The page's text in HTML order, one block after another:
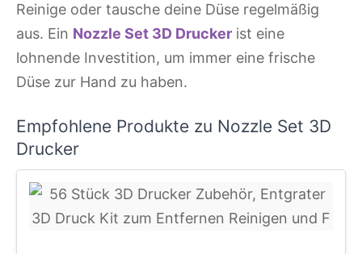
Reinige oder tausche deine Düse regelmäßig
aus. Ein Nozzle Set 3D Drucker ist eine
lohnende Investition, um immer eine frische
Düse zur Hand zu haben.
Empfohlene Produkte zu Nozzle Set 3D
Drucker